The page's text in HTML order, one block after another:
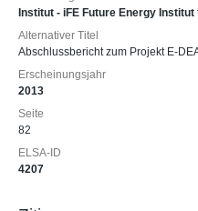
Institut - iFE Future Energy
Alternativer Titel
Abschlussbericht zum Projekt E-
Erscheinungsjahr
2013
Seite
82
ELSA-ID
4207